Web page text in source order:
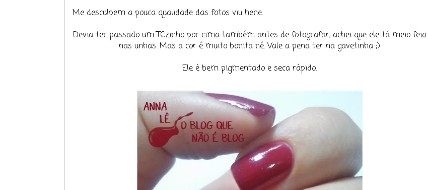
Me desculpem a pouca qualidade das fotos viu hehe.
Devia ter passado um TCzinho por cima também antes de fotografar, achei que ele tá meio feio
nas unhas. Mas a cor é muito bonita né. Vale a pena ter na gavetinha ;)
Ele é bem pigmentado e seca rápido.